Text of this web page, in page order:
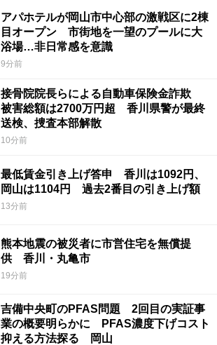
アパホテルが岡山市中心部の激戦区に2棟
目オープン 市街地を一望のプールに大
浴場…非日常感を意識
9分前
接骨院院長らによる自動車保険金詐欺
被害総額は2700万円超 香川県警が最終
送検、捜査本部解散
10分前
最低賃金引き上げ答申 香川は1092円、
岡山は1104円 過去2番目の引き上げ額
13分前
熊本地震の被災者に市営住宅を無償提
供 香川・丸亀市
19分前
吉備中央町のPFAS問題 2回目の実証事
業の概要明らかに PFAS濃度下げコスト
抑える方法探る 岡山